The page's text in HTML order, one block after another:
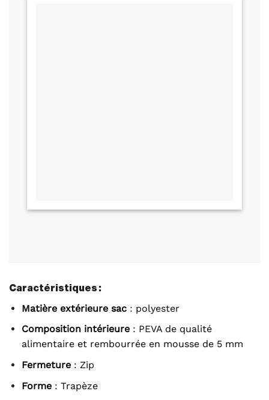
Caractéristiques :
Matière extérieure sac: polyester
Composition intérieure: PEVA de qualité
alimentaire et rembourrée en mousse de 5 mm
Fermeture: Zip
Forme: Trapèze